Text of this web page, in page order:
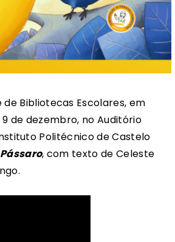
de Bibliotecas Escolares, em
de dezembro, no Auditório
Politécnico de Castelo
, com texto de Celeste